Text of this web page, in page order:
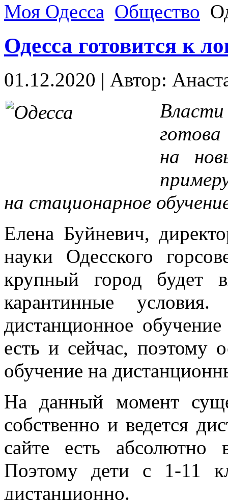
Моя Одесса Общество
Одесса готовится к
01.12.2020 | Автор:
на
на стационарное
Елена Буйневич,
науки Одесского
крупный город будет
карантинные
дистанционное
есть и сейчас, поэтому
обучение на
На данный момент
собственно и ведется
сайте есть
Поэтому дети с 1-11
дистанционно.